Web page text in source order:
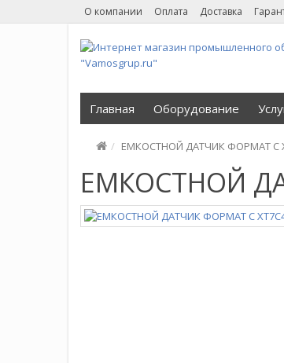
О компании Оплата Доставка
Главная Оборудование
ЕМКОСТНОЙ ДАТЧИК ФОРМАТ С
ЕМКОСТНОЙ